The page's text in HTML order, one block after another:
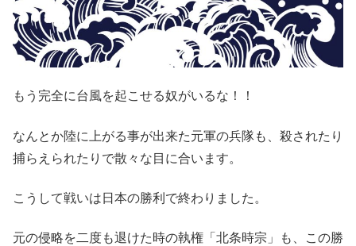
もう完全に台風を起こせる奴がいるな！！
なんとか陸に上がる事が出来た元軍の兵隊も、殺されたり
捕らえられたりで散々な目に合います。
こうして戦いは日本の勝利で終わりました。
元の侵略を二度も退けた時の執権「北条時宗」も、この勝